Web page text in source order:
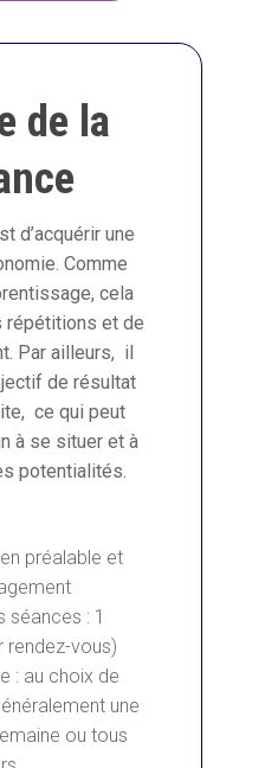
de la
d’acquérir une
Comme
cela
et de
Par ailleurs, il
de résultat
ce qui peut
à se situer et à
potentialités.
préalable et
séances : 1
rendez-vous)
: au choix de
une
ou tous
Accueil
Sophrologie
Définition
Domaines